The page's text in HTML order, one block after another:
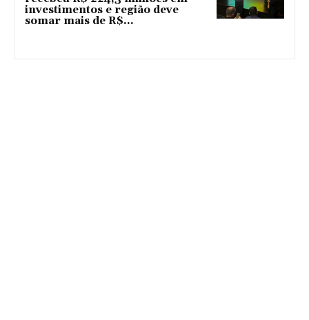
investimentos e região deve
somar mais de R$...